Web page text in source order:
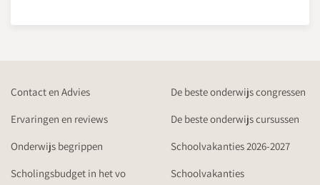
Contact en Advies
De beste onderwijs congressen
Ervaringen en reviews
De beste onderwijs cursussen
Onderwijs begrippen
Schoolvakanties 2026-2027
Scholingsbudget in het vo
Schoolvakanties